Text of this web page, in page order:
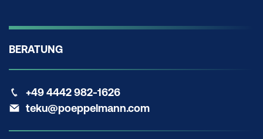
BERATUNG
+49 4442 982-1626
teku@poeppelmann.com